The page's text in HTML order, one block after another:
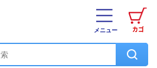
カゴ
メニュー